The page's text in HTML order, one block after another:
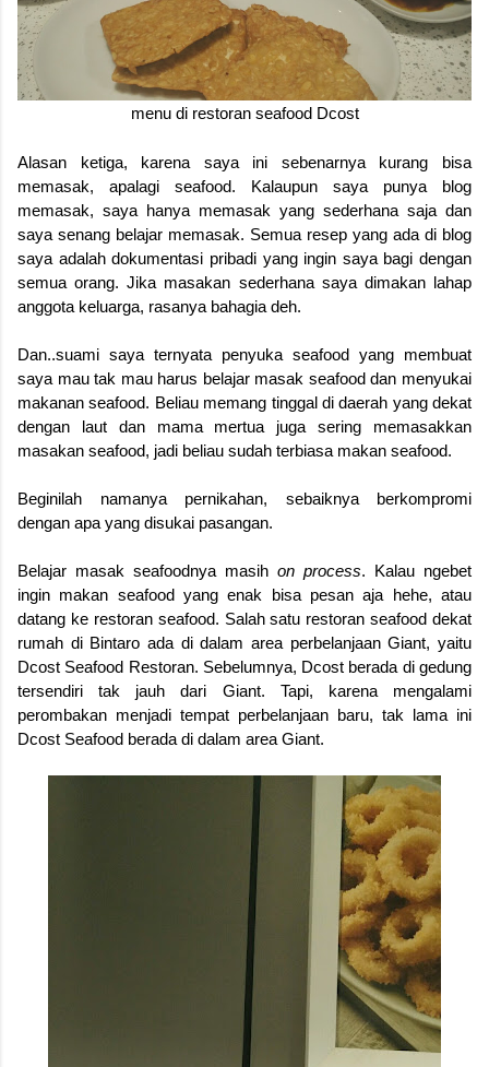
menu di restoran seafood Dcost
Alasan ketiga, karena saya ini sebenarnya kurang bisa
memasak, apalagi seafood. Kalaupun saya punya blog
memasak, saya hanya memasak yang sederhana saja dan
saya senang belajar memasak. Semua resep yang ada di blog
saya adalah dokumentasi pribadi yang ingin saya bagi dengan
semua orang. Jika masakan sederhana saya dimakan lahap
anggota keluarga, rasanya bahagia deh.
Dan..suami saya ternyata penyuka seafood yang membuat
saya mau tak mau harus belajar masak seafood dan menyukai
makanan seafood. Beliau memang tinggal di daerah yang dekat
dengan laut dan mama mertua juga sering memasakkan
masakan seafood, jadi beliau sudah terbiasa makan seafood.
Beginilah namanya pernikahan, sebaiknya berkompromi
dengan apa yang disukai pasangan.
Belajar masak seafoodnya masih on process. Kalau ngebet
ingin makan seafood yang enak bisa pesan aja hehe, atau
datang ke restoran seafood. Salah satu restoran seafood dekat
rumah di Bintaro ada di dalam area perbelanjaan Giant, yaitu
Dcost Seafood Restoran. Sebelumnya, Dcost berada di gedung
tersendiri tak jauh dari Giant. Tapi, karena mengalami
perombakan menjadi tempat perbelanjaan baru, tak lama ini
Dcost Seafood berada di dalam area Giant.